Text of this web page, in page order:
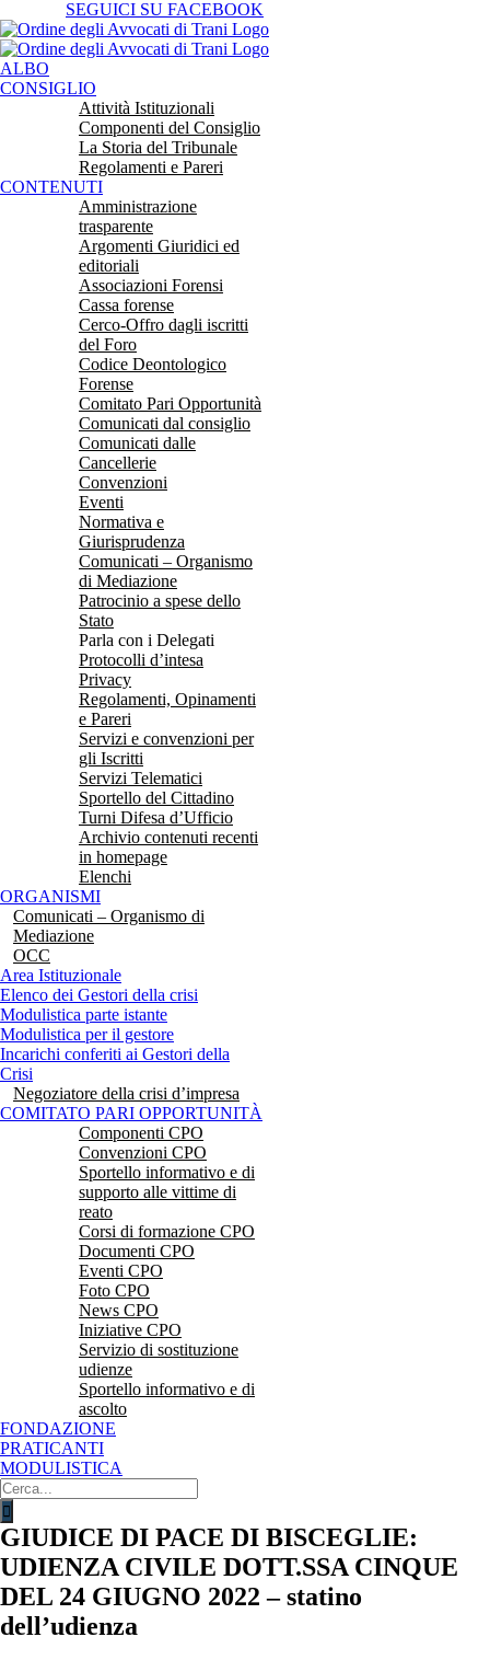
al
contenuto
SEGUICI SU FACEBOOK
ALBO
CONSIGLIO
Attività Istituzionali
Componenti del Consiglio
La Storia del Tribunale
Regolamenti e Pareri
CONTENUTI
Amministrazione
trasparente
Argomenti Giuridici ed
editoriali
Associazioni Forensi
Cassa forense
Cerco-Offro dagli iscritti
del Foro
Codice Deontologico
Forense
Comitato Pari Opportunità
Comunicati dal consiglio
Comunicati dalle
Cancellerie
Convenzioni
Eventi
Normativa e
Giurisprudenza
Comunicati – Organismo
di Mediazione
Patrocinio a spese dello
Stato
Parla con i Delegati
Protocolli d’intesa
Privacy
Regolamenti, Opinamenti
e Pareri
Servizi e convenzioni per
gli Iscritti
Servizi Telematici
Sportello del Cittadino
Turni Difesa d’Ufficio
Archivio contenuti recenti
in homepage
Elenchi
ORGANISMI
Comunicati – Organismo di
Mediazione
OCC
Area Istituzionale
Elenco dei Gestori della crisi
Modulistica parte istante
Modulistica per il gestore
Incarichi conferiti ai Gestori della
Crisi
Negoziatore della crisi d’impresa
COMITATO PARI OPPORTUNITÀ
Componenti CPO
Convenzioni CPO
Sportello informativo e di
supporto alle vittime di
reato
Corsi di formazione CPO
Documenti CPO
Eventi CPO
Foto CPO
News CPO
Iniziative CPO
Servizio di sostituzione
udienze
Sportello informativo e di
ascolto
FONDAZIONE
PRATICANTI
MODULISTICA
Cerca
per:
GIUDICE DI PACE DI BISCEGLIE:
UDIENZA CIVILE DOTT.SSA CINQUE
DEL 24 GIUGNO 2022 – statino
dell’udienza